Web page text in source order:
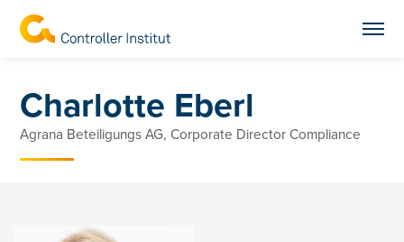
Charlotte Eberl
Agrana Beteiligungs AG, Corporate Director Compliance